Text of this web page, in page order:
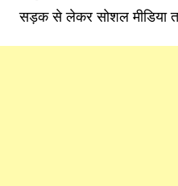
सड़क से लेकर सोशल मीडिया